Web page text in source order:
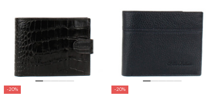
-20% -20%